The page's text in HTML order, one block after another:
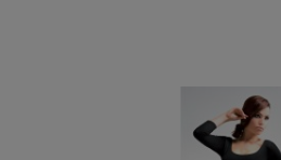
do koszyka